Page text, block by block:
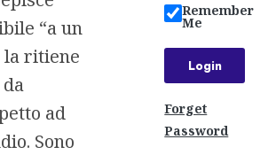
“a un
la ritiene
ad
Sono
Remember
Me
Forget
Password